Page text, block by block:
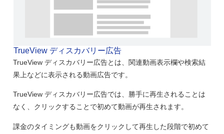
TrueView ディスカバリー広告
TrueView ディスカバリー広告とは、関連動画表示欄や検索結
果上などに表示される動画広告です。
TrueView ディスカバリー広告では、勝手に再生されることは
なく、クリックすることで初めて動画が再生されます。
課金のタイミングも動画をクリックして再生した段階で初めて